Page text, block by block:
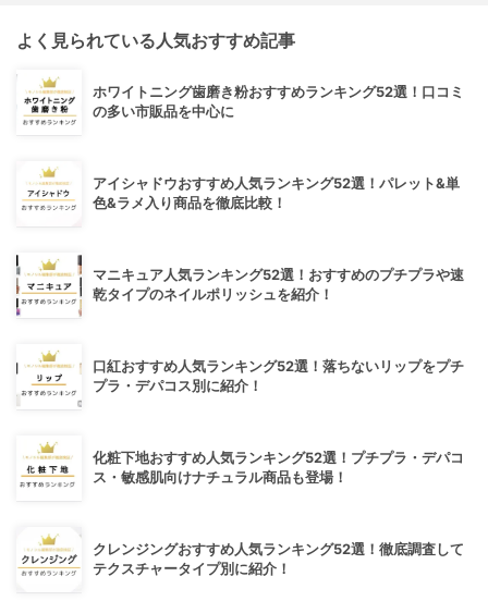
よく見られている人気おすすめ記事
ホワイトニング歯磨き粉おすすめランキング52選！口コミ
の多い市販品を中心に
アイシャドウおすすめ人気ランキング52選！パレット&単
色&ラメ入り商品を徹底比較！
マニキュア人気ランキング52選！おすすめのプチプラや速
乾タイプのネイルポリッシュを紹介！
口紅おすすめ人気ランキング52選！落ちないリップをプチ
プラ・デパコス別に紹介！
化粧下地おすすめ人気ランキング52選！プチプラ・デパコ
ス・敏感肌向けナチュラル商品も登場！
クレンジングおすすめ人気ランキング52選！徹底調査して
テクスチャータイプ別に紹介！